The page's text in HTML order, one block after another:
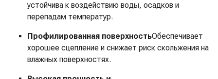
устойчива к воздействию воды, осадков и
перепадам температур.
Профилированная поверхностьОбеспечивает
хорошее сцепление и снижает риск скольжения на
влажных поверхностях.